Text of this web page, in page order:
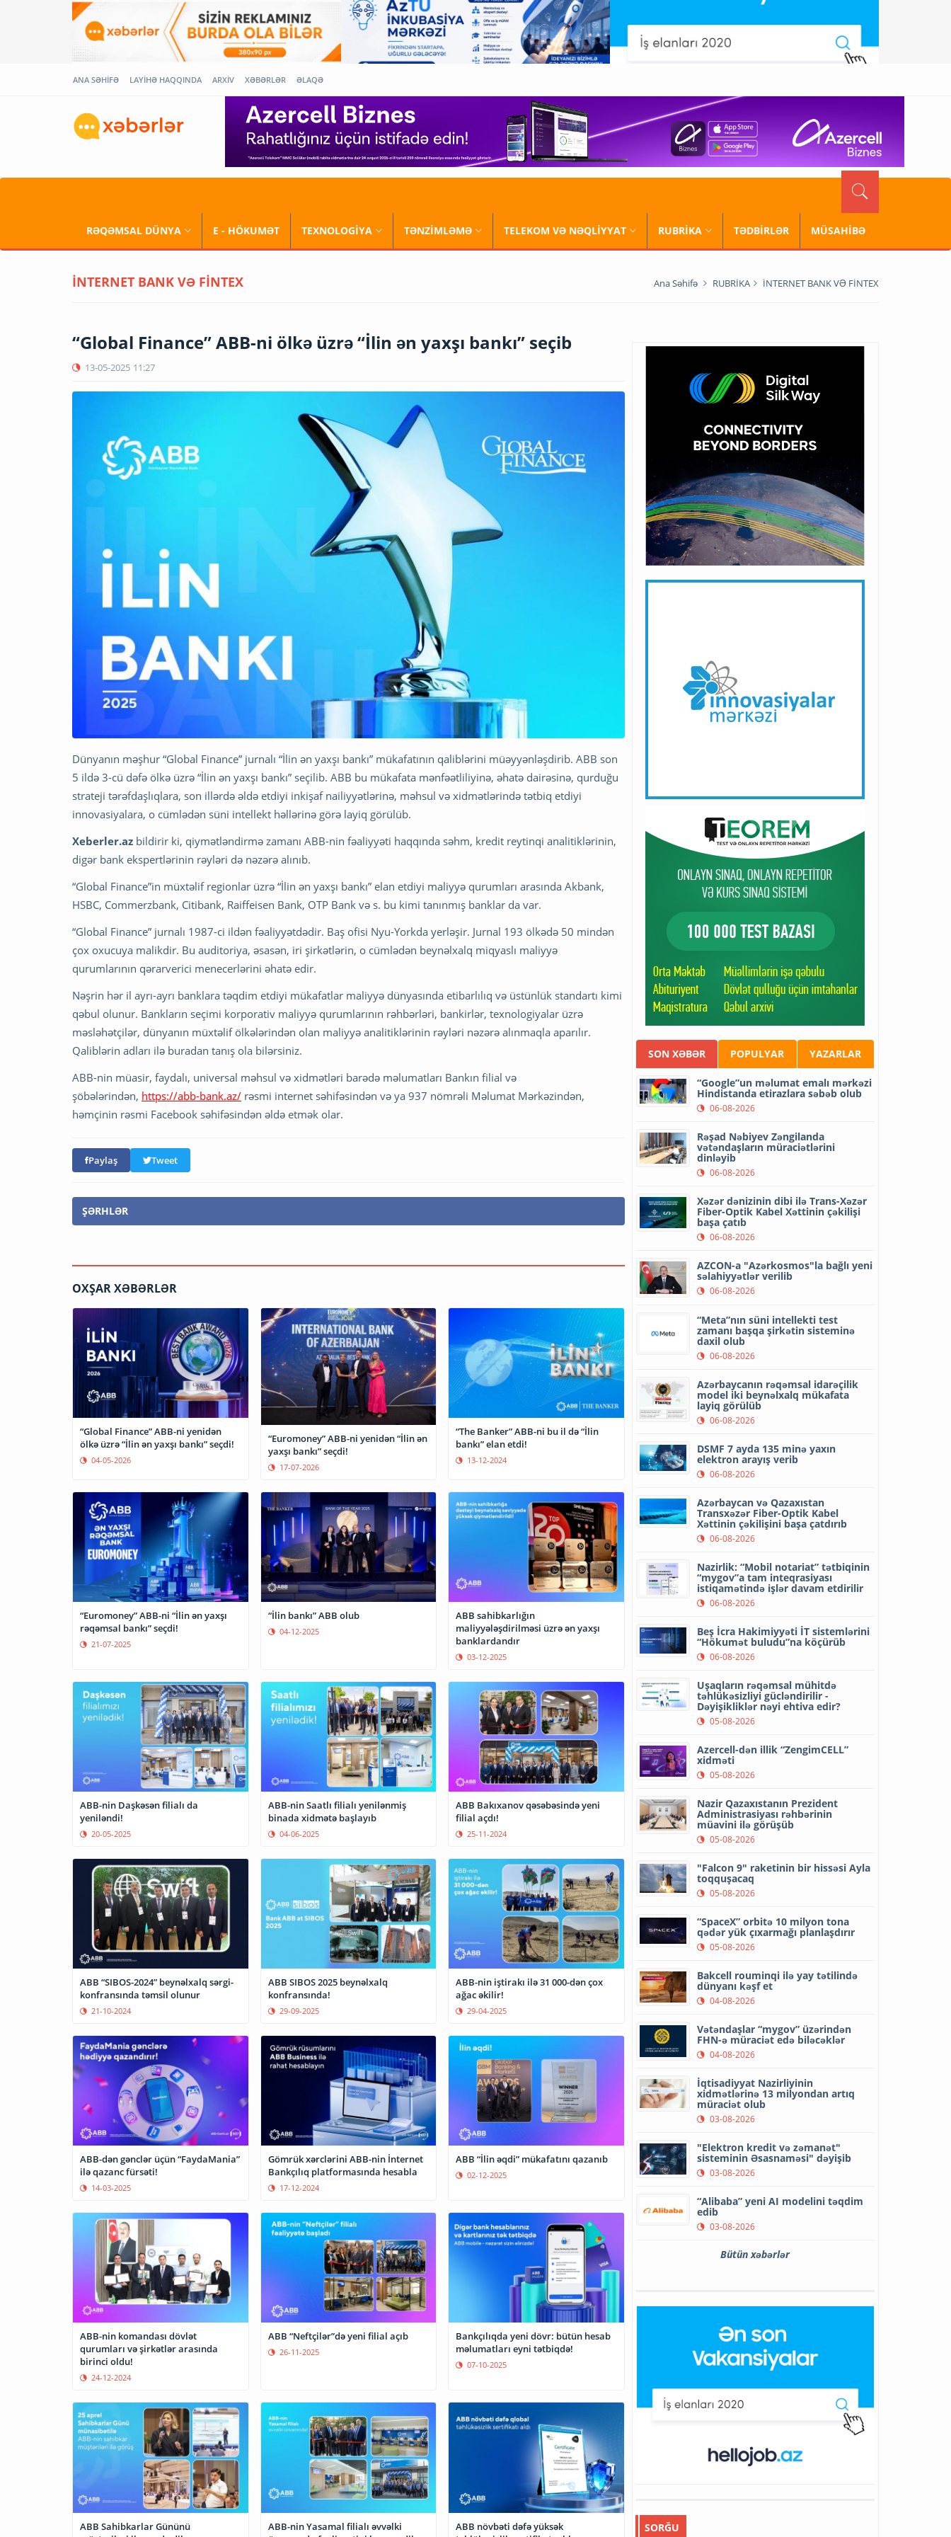
ANA SƏHİFƏ LAYİHƏ HAQQINDA ARXİV XƏBƏRLƏR ƏLAQƏ
RƏQƏMSAL DÜNYA E - HÖKUMƏT TEXNOLOGİYA TƏNZİMLƏMƏ TELEKOM VƏ NƏQLİYYAT RUBRİKA TƏDBİRLƏR MÜSAHİBƏ
İNTERNET BANK VƏ FİNTEX Ana Səhifə RUBRİKA İNTERNET BANK VƏ FİNTEX
“Global Finance” ABB-ni ölkə üzrə “İlin ən yaxşı bankı” seçib
13-05-2025 11:27
Dünyanın məşhur “Global Finance” jurnalı “İlin ən yaxşı bankı” mükafatının qaliblərini müəyyənləşdirib. ABB son
5 ildə 3-cü dəfə ölkə üzrə “İlin ən yaxşı bankı” seçilib. ABB bu mükafata mənfəətliliyinə, əhatə dairəsinə, qurduğu
strateji tərəfdaşlıqlara, son illərdə əldə etdiyi inkişaf nailiyyətlərinə, məhsul və xidmətlərində tətbiq etdiyi
innovasiyalara, o cümlədən süni intellekt həllərinə görə layiq görülüb.
Xeberler.az bildirir ki, qiymətləndirmə zamanı ABB-nin fəaliyyəti haqqında səhm, kredit reytinqi analitiklərinin,
digər bank ekspertlərinin rəyləri də nəzərə alınıb.
“Global Finance”in müxtəlif regionlar üzrə “İlin ən yaxşı bankı” elan etdiyi maliyyə qurumları arasında Akbank,
HSBC, Commerzbank, Citibank, Raiffeisen Bank, OTP Bank və s. bu kimi tanınmış banklar da var.
“Global Finance” jurnalı 1987-ci ildən fəaliyyətdədir. Baş ofisi Nyu-Yorkda yerləşir. Jurnal 193 ölkədə 50 mindən
çox oxucuya malikdir. Bu auditoriya, əsasən, iri şirkətlərin, o cümlədən beynəlxalq miqyaslı maliyyə
qurumlarının qərarverici menecerlərini əhatə edir.
Nəşrin hər il ayrı-ayrı banklara təqdim etdiyi mükafatlar maliyyə dünyasında etibarlılıq və üstünlük standartı kimi
qəbul olunur. Bankların seçimi korporativ maliyyə qurumlarının rəhbərləri, bankirlər, texnologiyalar üzrə
məsləhətçilər, dünyanın müxtəlif ölkələrindən olan maliyyə analitiklərinin rəyləri nəzərə alınmaqla aparılır.
Qaliblərin adları ilə buradan tanış ola bilərsiniz.
ABB-nin müasir, faydalı, universal məhsul və xidmətləri barədə məlumatları Bankın filial və
şöbələrindən, https://abb-bank.az/ rəsmi internet səhifəsindən və ya 937 nömrəli Məlumat Mərkəzindən,
həmçinin rəsmi Facebook səhifəsindən əldə etmək olar.
Paylaş Tweet
ŞƏRHLƏR
OXŞAR XƏBƏRLƏR
“Global Finance” ABB-ni yenidən
ölkə üzrə “İlin ən yaxşı bankı” seçdi!
04-05-2026
“Euromoney” ABB-ni yenidən “İlin ən
yaxşı bankı” seçdi!
17-07-2026
“The Banker” ABB-ni bu il də “İlin
bankı” elan etdi!
13-12-2024
“Euromoney” ABB-ni “İlin ən yaxşı
rəqəmsal bankı” seçdi!
21-07-2025
“İlin bankı” ABB olub
04-12-2025
ABB sahibkarlığın
maliyyələşdirilməsi üzrə ən yaxşı
banklardandır
03-12-2025
ABB-nin Daşkəsən filialı da
yeniləndi!
20-05-2025
ABB-nin Saatlı filialı yenilənmiş
binada xidmətə başlayıb
04-06-2025
ABB Bakıxanov qəsəbəsində yeni
filial açdı!
25-11-2024
ABB “SIBOS-2024” beynəlxalq sərgi-
konfransında təmsil olunur
21-10-2024
ABB SIBOS 2025 beynəlxalq
konfransında!
29-09-2025
ABB-nin iştirakı ilə 31 000-dən çox
ağac əkilir!
29-04-2025
ABB-dən gənclər üçün “FaydaMania”
ilə qazanc fürsəti!
14-03-2025
Gömrük xərclərini ABB-nin İnternet
Bankçılıq platformasında hesabla
17-12-2024
ABB “İlin əqdi” mükafatını qazanıb
02-12-2025
ABB-nin komandası dövlət
qurumları və şirkətlər arasında
birinci oldu!
24-12-2024
ABB “Neftçilər”də yeni filial açıb
26-11-2025
Bankçılıqda yeni dövr: bütün hesab
məlumatları eyni tətbiqdə!
07-10-2025
ABB Sahibkarlar Gününü
ABB-nin Yasamal filialı əvvəlki
ABB növbəti dəfə yüksək
SON XƏBƏR POPULYAR YAZARLAR
“Google”un məlumat emalı mərkəzi
Hindistanda etirazlara səbəb olub
06-08-2026
Rəşad Nəbiyev Zəngilanda
vətəndaşların müraciətlərini
dinləyib
06-08-2026
Xəzər dənizinin dibi ilə Trans-Xəzər
Fiber-Optik Kabel Xəttinin çəkilişi
başa çatıb
06-08-2026
AZCON-a "Azərkosmos"la bağlı yeni
səlahiyyətlər verilib
06-08-2026
“Meta”nın süni intellekti test
zamanı başqa şirkətin sisteminə
daxil olub
06-08-2026
Azərbaycanın rəqəmsal idarəçilik
model iki beynəlxalq mükafata
layiq görülüb
06-08-2026
DSMF 7 ayda 135 minə yaxın
elektron arayış verib
06-08-2026
Azərbaycan və Qazaxıstan
Transxəzər Fiber-Optik Kabel
Xəttinin çəkilişini başa çatdırıb
06-08-2026
Nazirlik: “Mobil notariat” tətbiqinin
“mygov”a tam inteqrasiyası
istiqamətində işlər davam etdirilir
06-08-2026
Beş İcra Hakimiyyəti İT sistemlərini
“Hökumət buludu”na köçürüb
06-08-2026
Uşaqların rəqəmsal mühitdə
təhlükəsizliyi gücləndirilir -
Dəyişikliklər nəyi ehtiva edir?
05-08-2026
Azercell-dən illik “ZengimCELL”
xidməti
05-08-2026
Nazir Qazaxıstanın Prezident
Administrasiyası rəhbərinin
müavini ilə görüşüb
05-08-2026
"Falcon 9" raketinin bir hissəsi Ayla
toqquşacaq
05-08-2026
“SpaceX” orbitə 10 milyon tona
qədər yük çıxarmağı planlaşdırır
05-08-2026
Bakcell rouminqi ilə yay tətilində
dünyanı kəşf et
04-08-2026
Vətəndaşlar “mygov” üzərindən
FHN-ə müraciət edə biləcəklər
04-08-2026
İqtisadiyyat Nazirliyinin
xidmətlərinə 13 milyondan artıq
müraciət olub
03-08-2026
"Elektron kredit və zəmanət"
sisteminin Əsasnaməsi" dəyişib
03-08-2026
“Alibaba” yeni AI modelini təqdim
edib
03-08-2026
Bütün xəbərlər
SORĞU